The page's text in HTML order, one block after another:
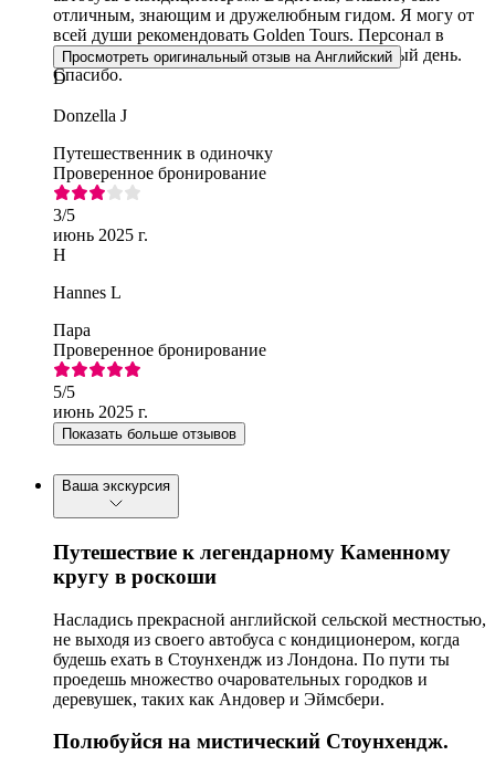
отличным, знающим и дружелюбным гидом. Я могу от
всей души рекомендовать Golden Tours. Персонал в
Стоунхендже тоже был полезен. Замечательный день.
Спасибо.
Просмотреть оригинальный отзыв на Английский
D
Donzella J
Путешественник в одиночку
Проверенное бронирование
3/5
июнь 2025 г.
H
Hannes L
Пара
Проверенное бронирование
5/5
июнь 2025 г.
Показать больше отзывов
Ваша экскурсия
Путешествие к легендарному Каменному
кругу в роскоши
Насладись прекрасной английской сельской местностью,
не выходя из своего автобуса с кондиционером, когда
будешь ехать в Стоунхендж из Лондона. По пути ты
проедешь множество очаровательных городков и
деревушек, таких как Андовер и Эймсбери.
Полюбуйся на мистический Стоунхендж.